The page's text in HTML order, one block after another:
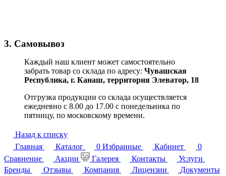
3. Самовывоз
Каждый наш клиент может самостоятельно
забрать товар со склада по адресу: Чувашская
Республика, г. Канаш, территория Элеватор, 18
Отгрузка продукции со склада осуществляется
ежедневно с 8.00 до 17.00 с понедельника по
пятницу, по московскому времени.
Назад к списку
Главная
Каталог 0 Избранные Кабинет
0
Сравнение
Акции Галерея Контакты
Услуги
Бренды
Отзывы Компания Лицензии
Документы